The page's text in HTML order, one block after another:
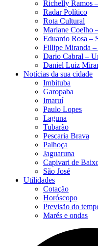
Richelly Ramos​
Radar Político
Rota Cultural
Mariane Coelho
Eduardo Rosa​ –
Fillipe Miranda –
Dario Cabral –
Daniel Luiz
Notícias da sua cidade
Imbituba
Garopaba
Imaruí
Paulo Lopes
Laguna
Tubarão
Pescaria Brava
Palhoça
Jaguaruna
Capivari de
São José
Utilidades
Cotação
Horóscopo
Previsão do
Marés e ondas